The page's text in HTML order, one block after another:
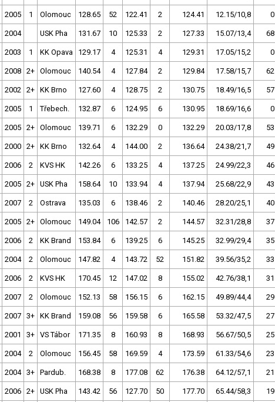
2005 1 Olomouc 128.65 52 122.41 2 124.41 12.15/10,8 0
2004 USK Pha 131.67 10 125.33 2 127.33 15.07/13,4 68
2003 1 KK Opava 129.17 4 125.31 4 129.31 17.05/15,2 0
2008 2+ Olomouc 140.54 4 127.84 2 129.84 17.58/15,7 62
2002 2+ KK Brno 127.60 4 128.75 2 130.75 18.49/16,5 57
2005 1 Třebech. 132.87 6 124.95 6 130.95 18.69/16,6 0
2005 2+ Olomouc 139.71 6 132.29 0 132.29 20.03/17,8 53
2000 2+ KK Brno 132.64 4 144.00 2 136.64 24.38/21,7 49
2006 2 KVS HK 142.26 6 133.25 4 137.25 24.99/22,3 46
2005 2+ USK Pha 158.64 10 133.94 4 137.94 25.68/22,9 43
2007 2 Ostrava 135.03 6 138.46 2 140.46 28.20/25,1 40
2005 2+ Olomouc 149.04 106 142.57 2 144.57 32.31/28,8 37
2006 2 KK Brand 153.84 6 139.25 6 145.25 32.99/29,4 35
2004 2 Olomouc 147.82 4 143.72 52 151.82 39.56/35,2 33
2006 2 KVS HK 170.45 12 147.02 8 155.02 42.76/38,1 31
2007 2 Olomouc 152.13 58 156.15 6 162.15 49.89/44,4 29
2007 3+ KK Brand 159.08 56 159.58 6 165.58 53.32/47,5 27
2001 3+ VS Tábor 171.35 8 160.93 8 168.93 56.67/50,5 25
2004 2 Olomouc 156.45 58 169.59 4 173.59 61.33/54,6 23
2004 3+ Pardub. 168.38 8 177.08 62 176.38 64.12/57,1 21
2006 2+ USK Pha 143.42 56 127.70 50 177.70 65.44/58,3 19